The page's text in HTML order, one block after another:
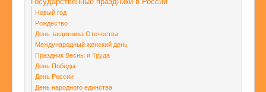
Новый год
Рождество
День защитника Отечества
Международный женский день
Праздник Весны и Труда
День Победы
День России
День народного единства